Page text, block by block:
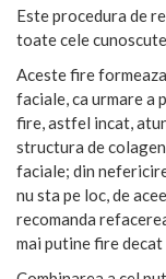
Este procedura de
toate cele
Aceste fire
faciale, ca urmare a
fire, astfel incat,
structura de
faciale; din
nu sta pe loc, de
recomanda
mai putine fire